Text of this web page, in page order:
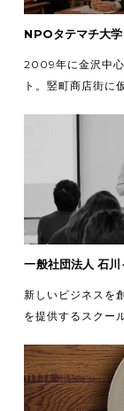
NPOタテマチ大学
2009年に金沢中
ト。竪町商店街に
一般社団法人 石
新しいビジネスを
を提供するスクー